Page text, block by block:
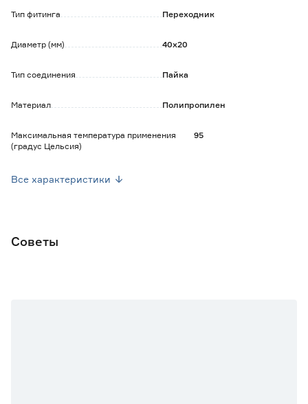
Тип фитинга Переходник
Диаметр (мм) 40х20
Тип соединения Пайка
Материал Полипропилен
Максимальная температура применения
(градус Цельсия)
95
Все характеристики
Советы